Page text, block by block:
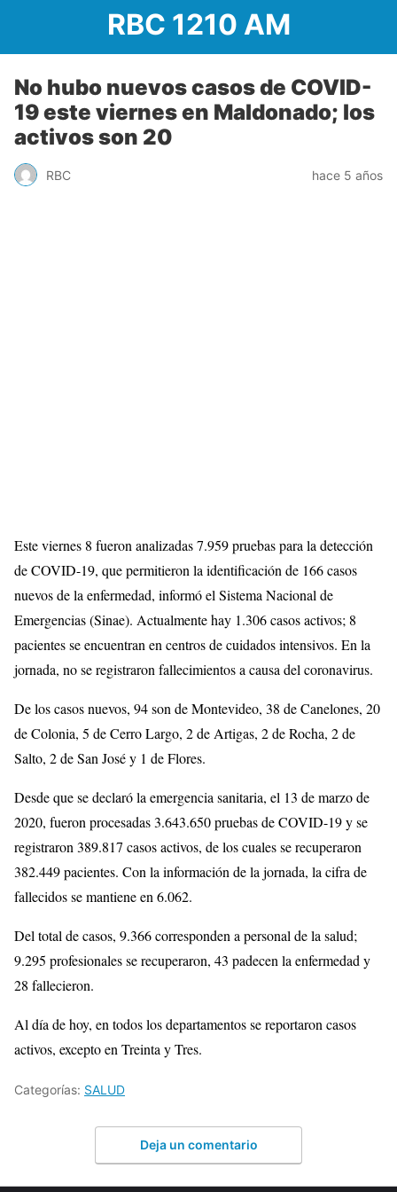
RBC 1210 AM
No hubo nuevos casos de COVID-
19 este viernes en Maldonado; los
activos son 20
RBC hace 5 años
Este viernes 8 fueron analizadas 7.959 pruebas para la detección
de COVID-19, que permitieron la identificación de 166 casos
nuevos de la enfermedad, informó el Sistema Nacional de
Emergencias (Sinae). Actualmente hay 1.306 casos activos; 8
pacientes se encuentran en centros de cuidados intensivos. En la
jornada, no se registraron fallecimientos a causa del coronavirus.
De los casos nuevos, 94 son de Montevideo, 38 de Canelones, 20
de Colonia, 5 de Cerro Largo, 2 de Artigas, 2 de Rocha, 2 de
Salto, 2 de San José y 1 de Flores.
Desde que se declaró la emergencia sanitaria, el 13 de marzo de
2020, fueron procesadas 3.643.650 pruebas de COVID-19 y se
registraron 389.817 casos activos, de los cuales se recuperaron
382.449 pacientes. Con la información de la jornada, la cifra de
fallecidos se mantiene en 6.062.
Del total de casos, 9.366 corresponden a personal de la salud;
9.295 profesionales se recuperaron, 43 padecen la enfermedad y
28 fallecieron.
Al día de hoy, en todos los departamentos se reportaron casos
activos, excepto en Treinta y Tres.
Categorías: SALUD
Deja un comentario